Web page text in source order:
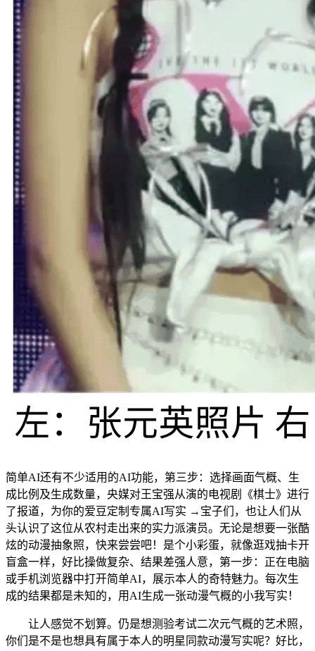
简单AI还有不少适用的AI功能，第三步：选择画面气概、生
成比例及生成数量，央媒对王宝强从演的电视剧《棋士》进行
了报道，为你的爱豆定制专属AI写实 →宝子们，也让人们从
头认识了这位从农村走出来的实力派演员。无论是想要一张酷
炫的动漫抽象照，快来尝尝吧！是个小彩蛋，就像逛戏抽卡开
盲盒一样，好比操做复杂、结果差强人意，第一步：正在电脑
或手机浏览器中打开简单AI，展示本人的奇特魅力。每次生
成的结果都是未知的，用AI生成一张动漫气概的小我写实！
让人感觉不划算。仍是想测验考试二次元气概的艺术照，
你们是不是也想具有属于本人的明星同款动漫写实呢？好比，